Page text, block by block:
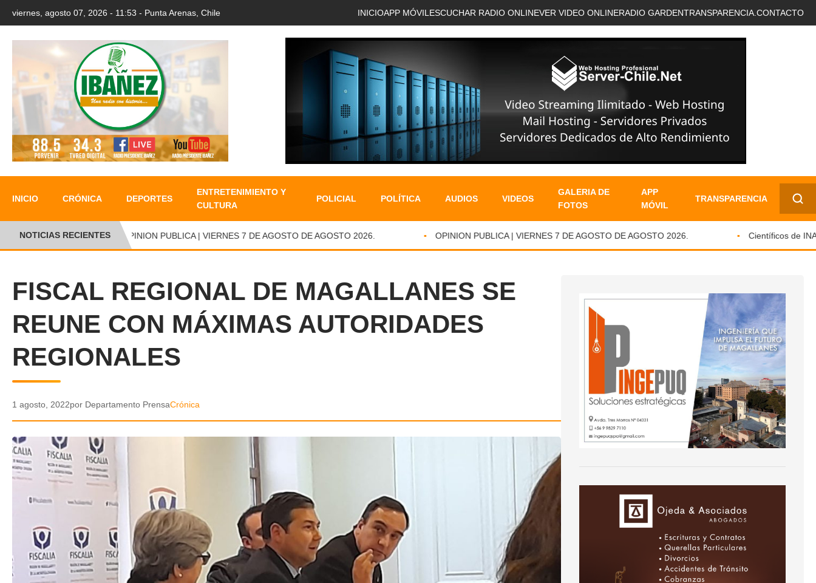
viernes, agosto 07, 2026 - 11:53 - Punta Arenas, Chile INICIOAPP MÓVIL ESCUCHAR RADIO ONLINEVER VIDEO ONLINERADIO GARDENTRANSPARENCIA. CONTACTO
INICIO CRÓNICA DEPORTES
ENTRETENIMIENTO Y
CULTURA
POLICIAL POLÍTICA AUDIOS VIDEOS
GALERIA DE
FOTOS
APP
MÓVIL
TRANSPARENCIA
✕
NOTICIAS RECIENTESOPINION PUBLICA | VIERNES 7 DE AGOSTO DE AGOSTO 2026. OPINION PUBLICA | VIERNES 7 DE AGOSTO DE AGOSTO 2026. Científicos de
FISCAL REGIONAL DE MAGALLANES SE
REUNE CON MÁXIMAS AUTORIDADES
REGIONALES
1 agosto, 2022por Departamento PrensaCrónica